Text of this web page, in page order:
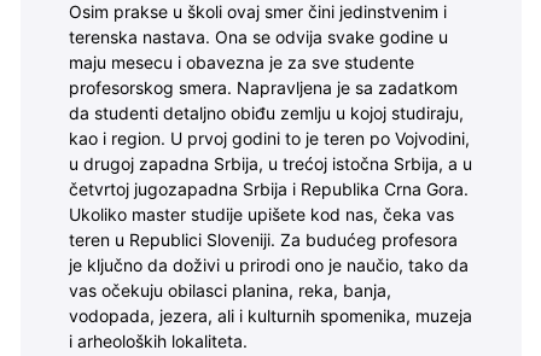
Osim prakse u školi ovaj smer čini jedinstvenim i
terenska nastava. Ona se odvija svake godine u
maju mesecu i obavezna je za sve studente
profesorskog smera. Napravljena je sa zadatkom
da studenti detaljno obiđu zemlju u kojoj studiraju,
kao i region. U prvoj godini to je teren po Vojvodini,
u drugoj zapadna Srbija, u trećoj istočna Srbija, a u
četvrtoj jugozapadna Srbija i Republika Crna Gora.
Ukoliko master studije upišete kod nas, čeka vas
teren u Republici Sloveniji. Za budućeg profesora
je ključno da doživi u prirodi ono je naučio, tako da
vas očekuju obilasci planina, reka, banja,
vodopada, jezera, ali i kulturnih spomenika, muzeja
i arheoloških lokaliteta.